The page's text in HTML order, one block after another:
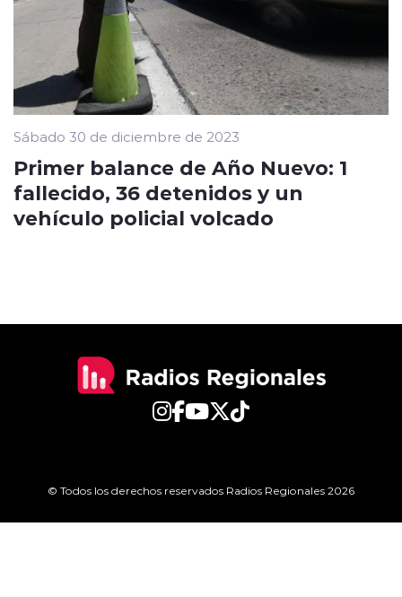
Sábado 30 de diciembre de 2023
Primer balance de Año Nuevo: 1
fallecido, 36 detenidos y un
vehículo policial volcado
© Todos los derechos reservados Radios Regionales 2026